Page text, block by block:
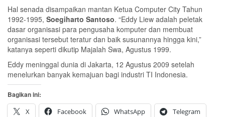
Hal senada disampaikan mantan Ketua Computer City Tahun
1992-1995, Soegiharto Santoso. “Eddy Liew adalah peletak
dasar organisasi para pengusaha komputer dan membuat
organisasi tersebut teratur dan baik susunannya hingga kini,”
katanya seperti dikutip Majalah Swa, Agustus 1999.
Eddy meninggal dunia di Jakarta, 12 Agustus 2009 setelah
menelurkan banyak kemajuan bagi industri TI Indonesia.
Bagikan ini:
X
Facebook WhatsApp Telegram